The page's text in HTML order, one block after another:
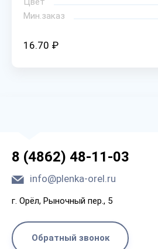
Мин.заказ
16.70 ₽
8 (4862) 48-11-03
info@plenka-orel.ru
г. Орёл, Рыночный пер., 5
Обратный звонок